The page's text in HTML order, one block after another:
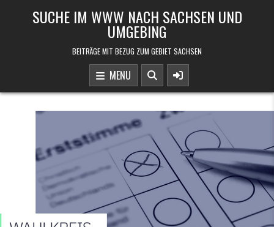
SUCHE IM WWW NACH SACHSEN UND
UMGEBING
BEITRÄGE MIT BEZUG ZUM GEBIET SACHSEN
MENU